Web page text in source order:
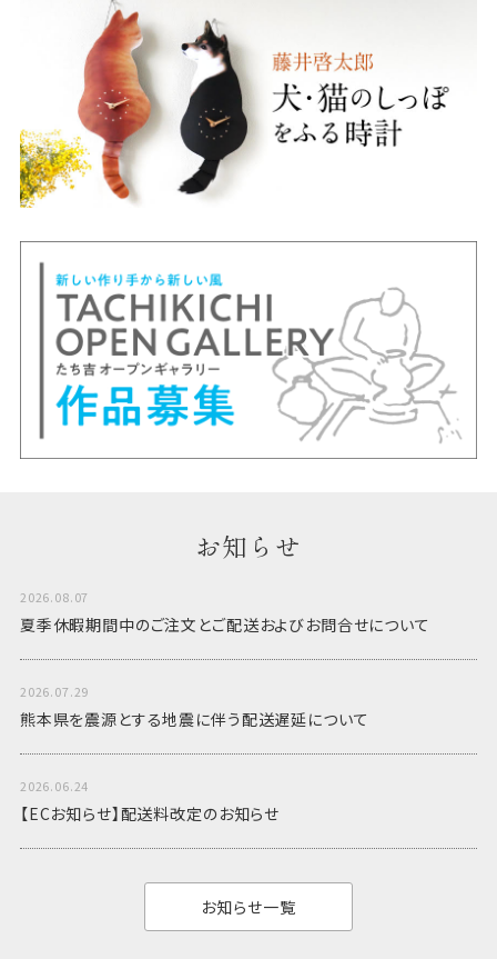
お知らせ
2026.08.07
夏季休暇期間中のご注文とご配送およびお問合せについて
2026.07.29
熊本県を震源とする地震に伴う配送遅延について
2026.06.24
【ECお知らせ】配送料改定のお知らせ
お知らせ一覧